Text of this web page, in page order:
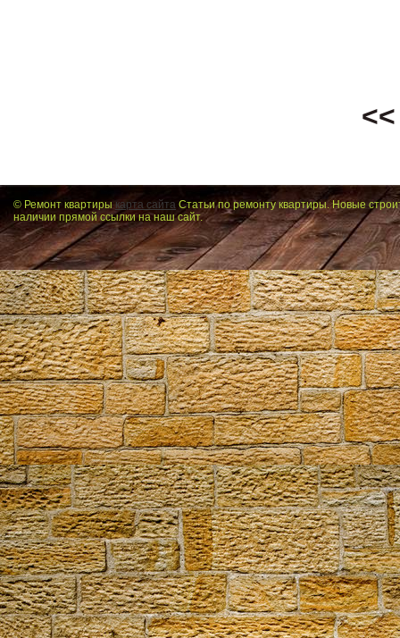
© Ремонт квартирыкарта сайта Статьи по ремонту квартиры. Новые
наличии прямой ссылки на наш сайт.